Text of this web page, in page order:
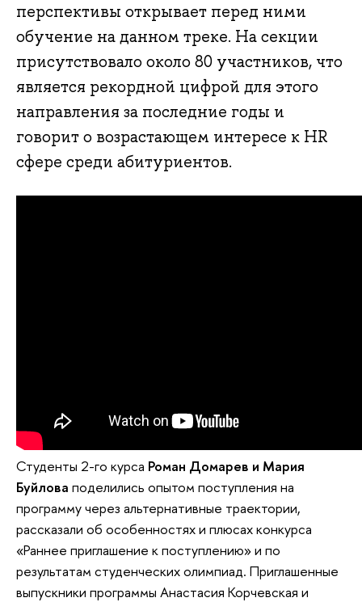
перспективы открывает перед ними
обучение на данном треке. На секции
присутствовало около 80 участников, что
является рекордной цифрой для этого
направления за последние годы и
говорит о возрастающем интересе к HR
сфере среди абитуриентов.
Студенты 2-го курса Роман Домарев и Мария
Буйлова поделились опытом поступления на
программу через альтернативные траектории,
рассказали об особенностях и плюсах конкурса
«Раннее приглашение к поступлению» и по
результатам студенческих олимпиад. Приглашенные
выпускники программы Анастасия Корчевская и